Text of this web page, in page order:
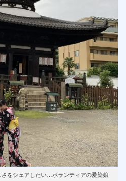
をシェアしたい…ボランティアの愛染娘